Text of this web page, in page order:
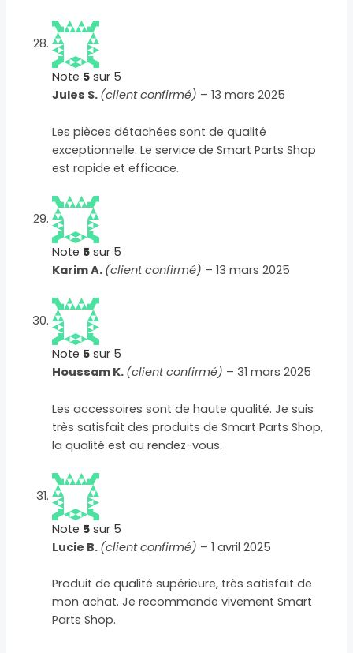
Note 5 sur 5
Jules S. (client confirmé) – 13 mars 2025
Les pièces détachées sont de qualité
exceptionnelle. Le service de Smart Parts Shop
est rapide et efficace.
Note 5 sur 5
Karim A. (client confirmé) – 13 mars 2025
Note 5 sur 5
Houssam K. (client confirmé) – 31 mars 2025
Les accessoires sont de haute qualité. Je suis
très satisfait des produits de Smart Parts Shop,
la qualité est au rendez-vous.
Note 5 sur 5
Lucie B. (client confirmé) – 1 avril 2025
Produit de qualité supérieure, très satisfait de
mon achat. Je recommande vivement Smart
Parts Shop.